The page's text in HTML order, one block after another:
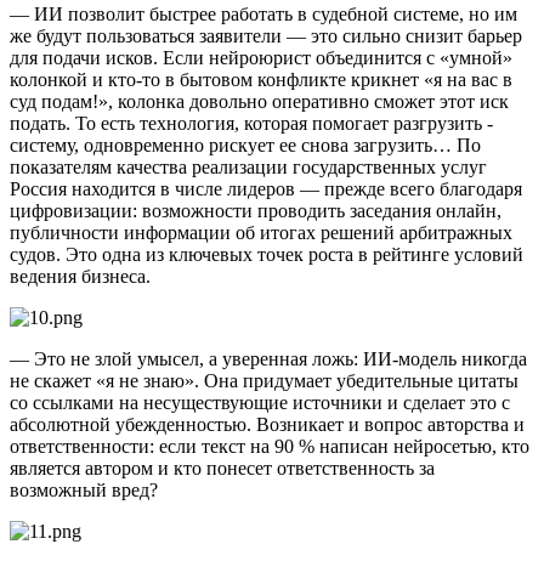
— ИИ позволит быстрее работать в судебной системе, но им
же будут пользоваться за­явители — это сильно снизит барьер
для подачи исков. Если нейро­юрист объединится с «умной»
колонкой и кто‑то в бытовом конфликте крикнет «я на вас в
суд подам!», колонка довольно оперативно сможет этот иск
подать. То есть технология, которая помогает разгрузить ­
систему, одновременно рискует ее снова загрузить… По
показателям качества реализации государственных услуг
Россия находится в числе лидеров — прежде всего благодаря
цифровизации: возможности проводить заседания онлайн,
публичности информации об итогах решений арбитражных
судов. Это одна из ключевых точек роста в рейтинге условий
ведения бизнеса.
— Это не злой умысел, а уверенная ложь: ИИ-модель никогда
не скажет «я не знаю». Она придумает убедительные цитаты
со ссылками на несуществующие источники и сделает это с
абсолютной убежденностью. Возникает и вопрос авторства и
ответственности: если текст на 90 % написан нейросетью, кто
является автором и кто понесет ответственность за
возможный вред?